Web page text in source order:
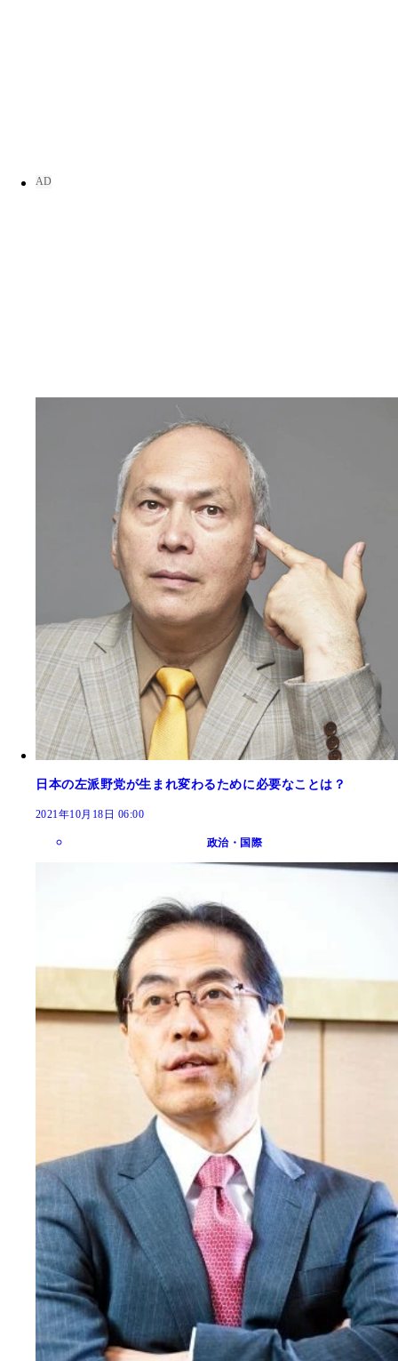
日本の左派野党が生まれ変わるために必要なことは？
2021年10月18日 06:00
政治・国際